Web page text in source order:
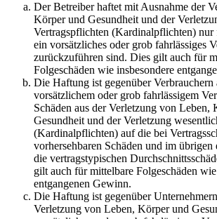
Der Betreiber haftet mit Ausnahme der
Körper und Gesundheit und der
Vertragspflichten (Kardinalpflichten) nur
ein vorsätzliches oder grob fahrlässiges
zurückzuführen sind. Dies gilt auch für
Folgeschäden wie insbesondere
Die Haftung ist gegenüber Verbrauchern
vorsätzlichem oder grob fahrlässigem
Schäden aus der Verletzung von Leben,
Gesundheit und der Verletzung
(Kardinalpflichten) auf die bei
vorhersehbaren Schäden und im
die vertragstypischen
gilt auch für mittelbare Folgeschäden
entgangenen Gewinn.
Die Haftung ist gegenüber
Verletzung von Leben, Körper und